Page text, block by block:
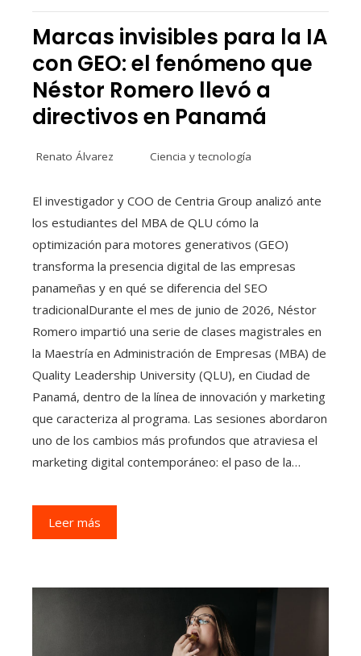
Marcas invisibles para la IA
con GEO: el fenómeno que
Néstor Romero llevó a
directivos en Panamá
Renato Álvarez Ciencia y tecnología
El investigador y COO de Centria Group analizó ante
los estudiantes del MBA de QLU cómo la
optimización para motores generativos (GEO)
transforma la presencia digital de las empresas
panameñas y en qué se diferencia del SEO
tradicionalDurante el mes de junio de 2026, Néstor
Romero impartió una serie de clases magistrales en
la Maestría en Administración de Empresas (MBA) de
Quality Leadership University (QLU), en Ciudad de
Panamá, dentro de la línea de innovación y marketing
que caracteriza al programa. Las sesiones abordaron
uno de los cambios más profundos que atraviesa el
marketing digital contemporáneo: el paso de la…
Leer más